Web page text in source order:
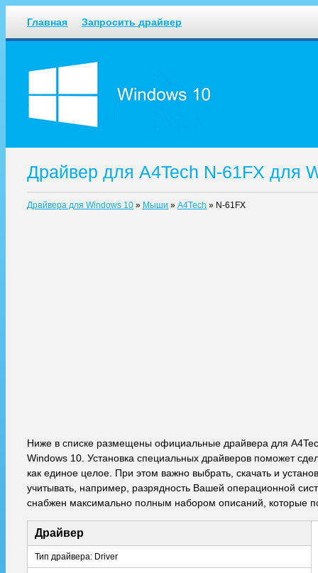
Главная Запросить драйвер
Драйвер для A4Tech N-61FX для
Драйвера для Windows 10 » Мыши » A4Tech » N-61FX
Ниже в списке размещены официальные драйвера для
Windows 10. Установка специальных драйверов поможет
как единое целое. При этом важно выбрать, скачать и
учитывать, например, разрядность Вашей операционной
снабжен максимально полным набором описаний, которые
Драйвер
Тип драйвера: Driver